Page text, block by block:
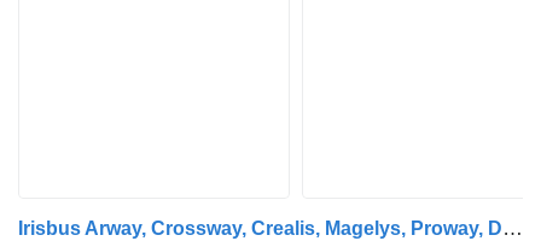
Irisbus Arway, Crossway, Crealis, Magelys, Proway, Daily Tourys (2006-) otobüs için Irisbus kavşak (01.06-) 5801205068 denge çubuğu